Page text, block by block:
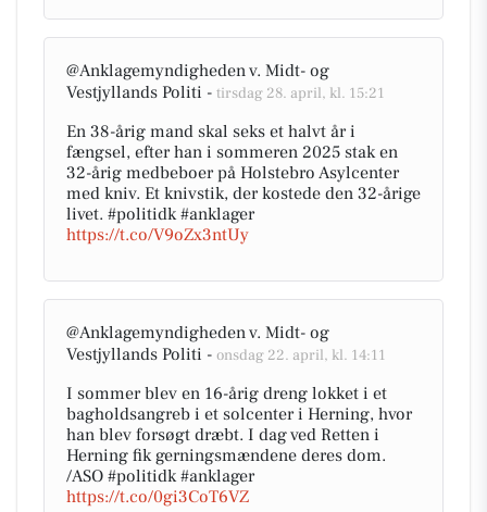
@Anklagemyndigheden v. Midt- og
Vestjyllands Politi - tirsdag 28. april, kl. 15:21
En 38-årig mand skal seks et halvt år i
fængsel, efter han i sommeren 2025 stak en
32-årig medbeboer på Holstebro Asylcenter
med kniv. Et knivstik, der kostede den 32-årige
livet. #politidk #anklager
https://t.co/V9oZx3ntUy
@Anklagemyndigheden v. Midt- og
Vestjyllands Politi - onsdag 22. april, kl. 14:11
I sommer blev en 16-årig dreng lokket i et
bagholdsangreb i et solcenter i Herning, hvor
han blev forsøgt dræbt. I dag ved Retten i
Herning fik gerningsmændene deres dom.
/ASO #politidk #anklager
https://t.co/0gi3CoT6VZ